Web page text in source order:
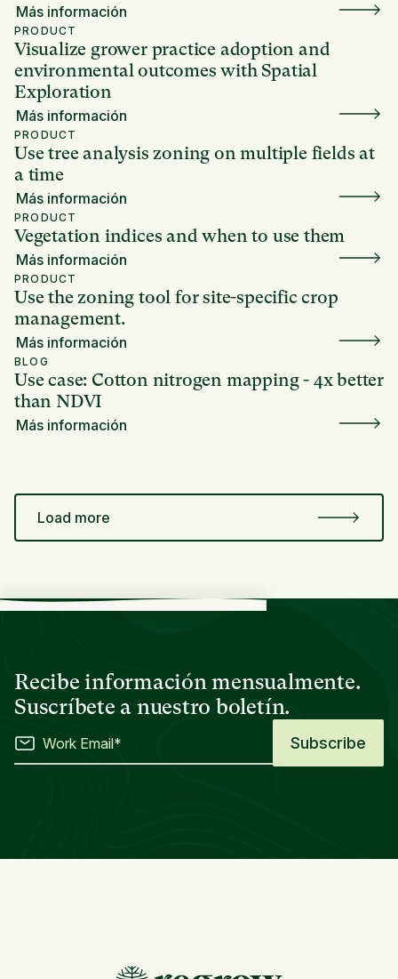
Más información
PRODUCT
Visualize grower practice adoption and
environmental outcomes with Spatial
Exploration
Más información
PRODUCT
Use tree analysis zoning on multiple fields at
a time
Más información
PRODUCT
Vegetation indices and when to use them
Más información
PRODUCT
Use the zoning tool for site-specific crop
management.
Más información
BLOG
Use case: Cotton nitrogen mapping - 4x better
than NDVI
Más información
Load more
Recibe información mensualmente.
Suscríbete a nuestro boletín.